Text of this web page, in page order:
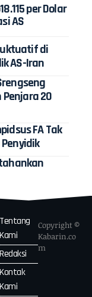
per Dolar
AS
di
AS-Iran
20
FA Tak
Tentang
Kami
Redaksi
Kontak
Kami
Copyright ©
Kabarin.co
m